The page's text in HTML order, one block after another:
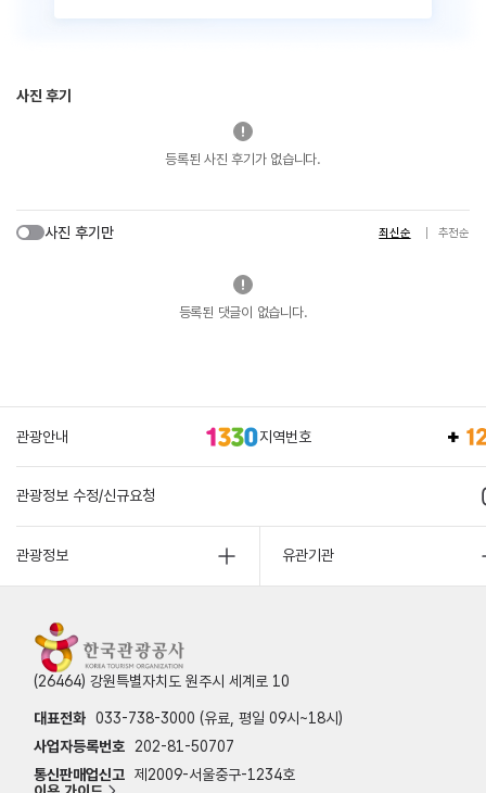
사진 후기
등록된 사진 후기가 없습니다.
사진 후기만 최신순 추천순
등록된 댓글이 없습니다.
관광안내 지역번호
관광정보 수정/신규요청
관광정보 유관기관
(26464) 강원특별자치도 원주시 세계로 10
대표전화 033-738-3000 (유료, 평일 09시~18시)
사업자등록번호
202-81-50707
통신판매업신고 제2009-서울중구-1234호